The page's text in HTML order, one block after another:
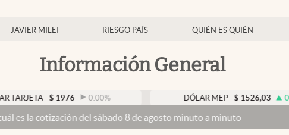
JAVIER MILEI RIESGO PAÍS QUIÉN ES QUIÉN
Información General
$ 1976 0.00% $ 1526,03 0.43%
del sábado 8 de agosto minuto a minuto